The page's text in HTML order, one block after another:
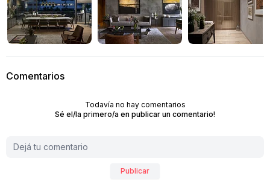
Comentarios
Todavía no hay comentarios
Sé el/la primero/a en publicar un comentario!
Publicar